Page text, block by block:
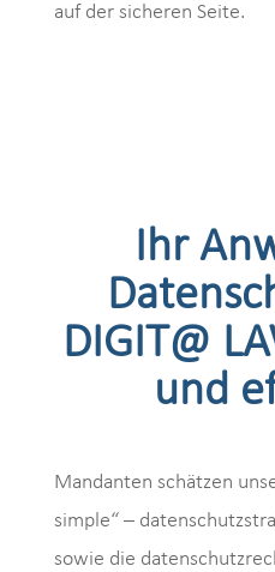
auf der sicheren Seite.
Ihr
DIGIT@
und
Mandanten schätzen
simple“ –
sowie die